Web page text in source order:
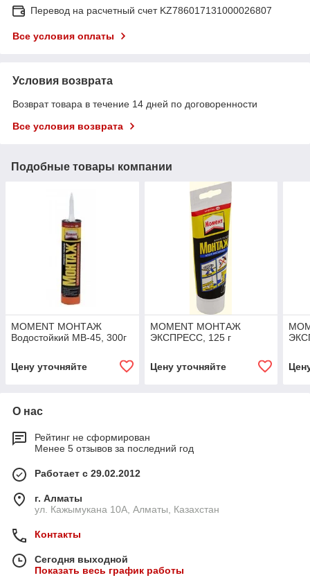
Перевод на расчетный счет KZ786017131000026807
Все условия оплаты
Условия возврата
Возврат товара в течение 14 дней по договоренности
Все условия возврата
Подобные товары компании
MOMENT МОНТАЖ
Водостойкий МВ-45, 300г
Цену уточняйте
MOMENT МОНТАЖ
ЭКСПРЕСС, 125 г
Цену уточняйте
О нас
Рейтинг не сформирован
Менее 5 отзывов за последний год
Работает с 29.02.2012
г. Алматы
ул. Кажымукана 10А, Алматы, Казахстан
Контакты
Сегодня выходной
Показать весь график работы